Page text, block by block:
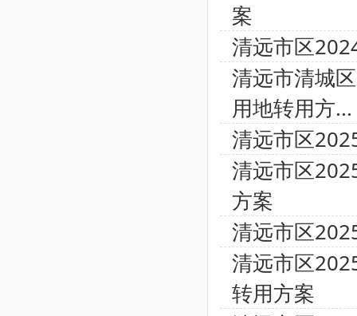
案
清远市区
清远市清城
用地转用方...
清远市区
清远市区
方案
清远市区
清远市区
转用方案